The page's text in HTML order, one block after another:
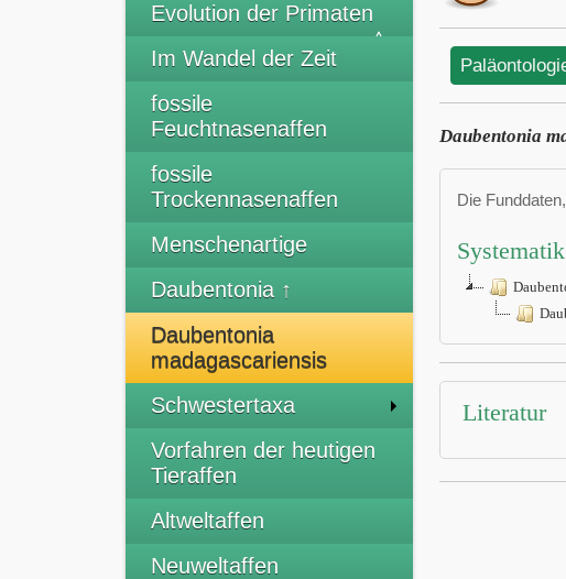
Evolution der Primaten
Im Wandel der Zeit
fossile
Feuchtnasenaffen
fossile
Trockennasenaffen
Menschenartige
Daubentonia ↑
Daubentonia
madagascariensis
Schwestertaxa
Vorfahren der heutigen
Tieraffen
Altweltaffen
Neuweltaffen
Daubentonia
Die
Systematik
Literatur